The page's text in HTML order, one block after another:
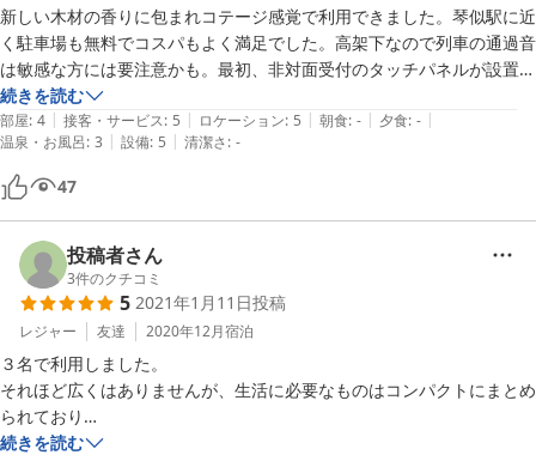
新しい木材の香りに包まれコテージ感覚で利用できました。琴似駅に近
く駐車場も無料でコスパもよく満足でした。高架下なので列車の通過音
は敏感な方には要注意かも。最初、非対面受付のタッチパネルが設置し
てある受付（小部屋）がR1の玄関なのではないのかとドキドキしなが
らドアを開けました。戸惑いのチェックインでした。二日目にWi-Fiが
つながらなくなりましたが電話で問い合わせたら丁寧に対応していただ
きました。設置してあるモバイルWi-Fiを再起動したらつながりまし
た。願わくはバスタブがあるとうれしかったです。
続きを読む
部屋: 4 | 接客・サービス: 5 | ロケーション: 5 | 朝食: - | 夕食: - |
温泉・お風呂: 3 | 設備: 5 | 清潔さ: -
47
投稿者さん
3件のクチコミ
5 2021年1月11日投稿
レジャー 友達 2020年12月宿泊
３名で利用しました。
それほど広くはありませんが、生活に必要なものはコンパクトにまとめ
られており
家族や仲間など、複数人で利用するといいと思います。
続きを読む